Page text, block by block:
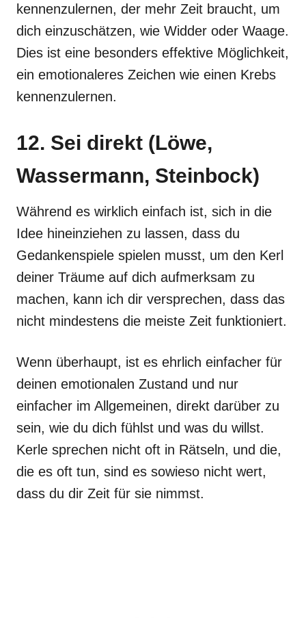
kennenzulernen, der mehr Zeit braucht, um
dich einzuschätzen, wie Widder oder Waage.
Dies ist eine besonders effektive Möglichkeit,
ein emotionaleres Zeichen wie einen Krebs
kennenzulernen.
12. Sei direkt (Löwe,
Wassermann, Steinbock)
Während es wirklich einfach ist, sich in die
Idee hineinziehen zu lassen, dass du
Gedankenspiele spielen musst, um den Kerl
deiner Träume auf dich aufmerksam zu
machen, kann ich dir versprechen, dass das
nicht mindestens die meiste Zeit funktioniert.
Wenn überhaupt, ist es ehrlich einfacher für
deinen emotionalen Zustand und nur
einfacher im Allgemeinen, direkt darüber zu
sein, wie du dich fühlst und was du willst.
Kerle sprechen nicht oft in Rätseln, und die,
die es oft tun, sind es sowieso nicht wert,
dass du dir Zeit für sie nimmst.